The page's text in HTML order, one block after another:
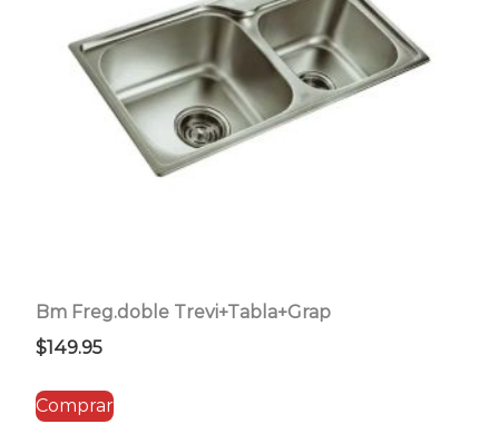
Bm Freg.doble Trevi+Tabla+Grap
$149.95
Comprar